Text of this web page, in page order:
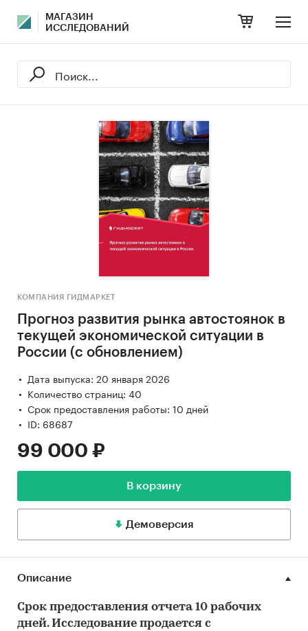
МАГАЗИН
ИССЛЕДОВАНИЙ
КОМПАНИЯ ГИДМАРКЕТ
Прогноз развития рынка автостоянок в
текущей экономической ситуации в
России (с обновлением)
Дата выпуска: 20 января 2026
Количество страниц: 40
Срок предоставления работы: 10 дней
ID: 68687
99 000 ₽
В корзину
Демоверсия
Описание
Срок предоставления отчета 10 рабочих
дней. Исследование продается с